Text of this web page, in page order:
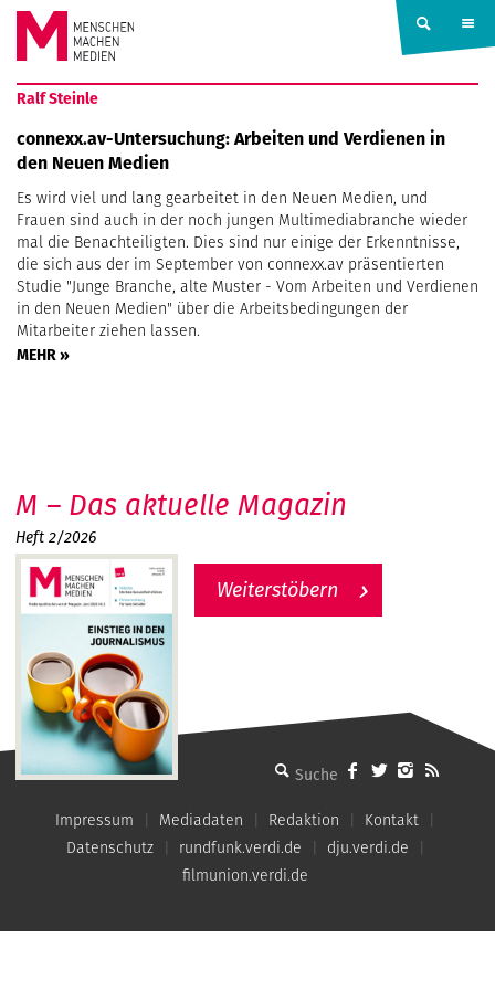
Springe zum Inhalt
MENSCHEN
MACHEN
MEDIEN
Ralf Steinle
connexx.av-Untersuchung: Arbeiten und Verdienen in
den Neuen Medien
Es wird viel und lang gearbeitet in den Neuen Medien, und
Frauen sind auch in der noch jungen Multimediabranche wieder
mal die Benachteiligten. Dies sind nur einige der Erkenntnisse,
die sich aus der im September von connexx.av präsentierten
Studie "Junge Branche, alte Muster - Vom Arbeiten und Verdienen
in den Neuen Medien" über die Arbeitsbedingungen der
Mitarbeiter ziehen lassen.
MEHR »
MMM - Menschen machen Medien
M – Das aktuelle Magazin
Heft 2/2026
Weiterstöbern
Impressum Mediadaten Redaktion
Kontakt
Datenschutz
rundfunk.verdi.de
dju.verdi.de
filmunion.verdi.de